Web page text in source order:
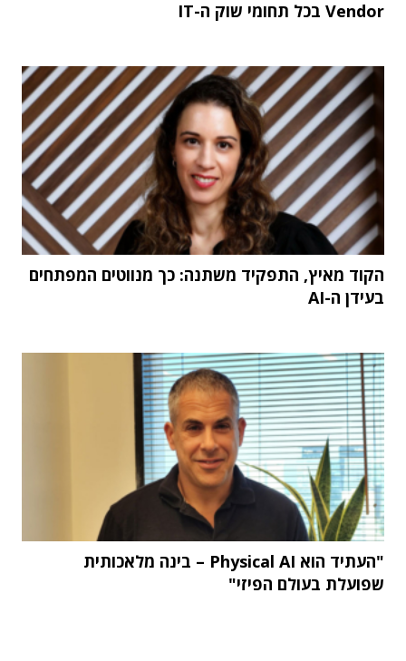
Vendor בכל תחומי שוק ה-IT
הקוד מאיץ, התפקיד משתנה: כך מנווטים המפתחים
בעידן ה-AI
"העתיד הוא Physical AI – בינה מלאכותית
שפועלת בעולם הפיזי"